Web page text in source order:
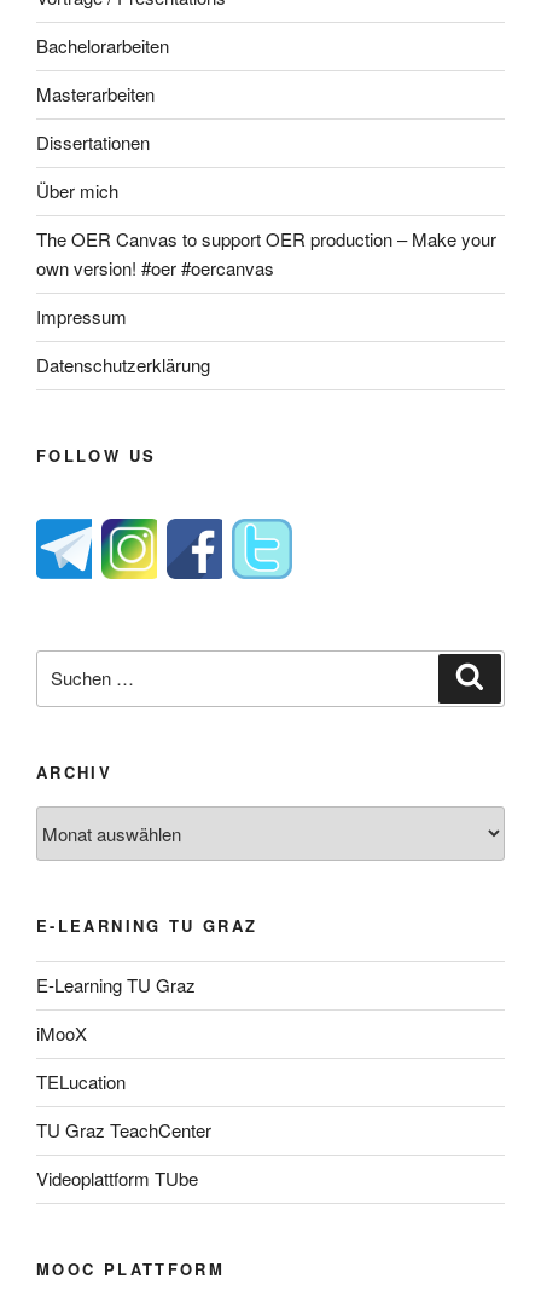
Bachelorarbeiten
Masterarbeiten
Dissertationen
Über mich
The OER Canvas to support OER production – Make your
own version! #oer #oercanvas
Impressum
Datenschutzerklärung
FOLLOW US
nach:
ARCHIV
E-LEARNING TU GRAZ
E-Learning TU Graz
iMooX
TELucation
TU Graz TeachCenter
Videoplattform TUbe
MOOC PLATTFORM